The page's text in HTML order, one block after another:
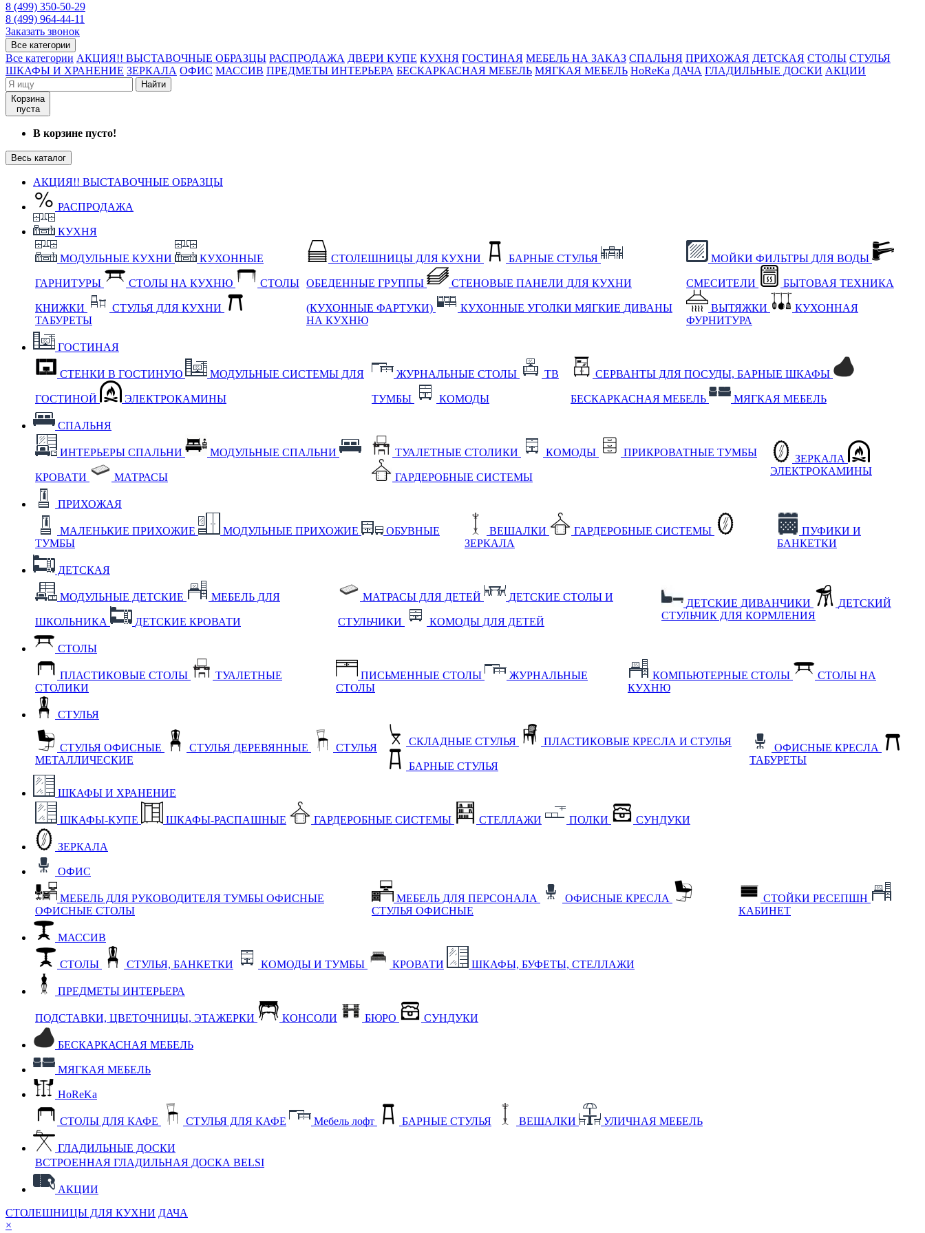
8 (499) 350-50-29
8 (499) 964-44-11
Заказать звонок
Все категории
Все категории АКЦИЯ!! ВЫСТАВОЧНЫЕ ОБРАЗЦЫ РАСПРОДАЖА ДВЕРИ КУПЕ КУХНЯ ГОСТИНАЯ МЕБЕЛЬ НА ЗАКАЗ СПАЛЬНЯ ПРИХОЖАЯ ДЕТСКАЯ СТОЛЫ СТУЛЬЯ
ШКАФЫ И ХРАНЕНИЕ ЗЕРКАЛА ОФИС МАССИВ ПРЕДМЕТЫ ИНТЕРЬЕРА БЕСКАРКАСНАЯ МЕБЕЛЬ МЯГКАЯ МЕБЕЛЬ HoReKa ДАЧА ГЛАДИЛЬНЫЕ ДОСКИ АКЦИИ
Найти
Корзина
пуста
В корзине пусто!
Весь каталог
АКЦИЯ!! ВЫСТАВОЧНЫЕ ОБРАЗЦЫ
РАСПРОДАЖА
КУХНЯ
МОДУЛЬНЫЕ КУХНИ КУХОННЫЕ
ГАРНИТУРЫ СТОЛЫ НА КУХНЮ СТОЛЫ
КНИЖКИ
СТУЛЬЯ ДЛЯ КУХНИ
ТАБУРЕТЫ
СТОЛЕШНИЦЫ ДЛЯ КУХНИ БАРНЫЕ СТУЛЬЯ
ОБЕДЕННЫЕ ГРУППЫ СТЕНОВЫЕ ПАНЕЛИ ДЛЯ КУХНИ
(КУХОННЫЕ ФАРТУКИ) КУХОННЫЕ УГОЛКИ МЯГКИЕ ДИВАНЫ
НА КУХНЮ
МОЙКИ ФИЛЬТРЫ ДЛЯ ВОДЫ
СМЕСИТЕЛИ БЫТОВАЯ ТЕХНИКА
ВЫТЯЖКИ
КУХОННАЯ
ФУРНИТУРА
ГОСТИНАЯ
СТЕНКИ В ГОСТИНУЮ МОДУЛЬНЫЕ СИСТЕМЫ ДЛЯ
ГОСТИНОЙ ЭЛЕКТРОКАМИНЫ
ЖУРНАЛЬНЫЕ СТОЛЫ ТВ
ТУМБЫ КОМОДЫ
СЕРВАНТЫ ДЛЯ ПОСУДЫ, БАРНЫЕ ШКАФЫ
БЕСКАРКАСНАЯ МЕБЕЛЬ МЯГКАЯ МЕБЕЛЬ
СПАЛЬНЯ
ИНТЕРЬЕРЫ СПАЛЬНИ МОДУЛЬНЫЕ СПАЛЬНИ
КРОВАТИ МАТРАСЫ
ТУАЛЕТНЫЕ СТОЛИКИ КОМОДЫ ПРИКРОВАТНЫЕ ТУМБЫ
ГАРДЕРОБНЫЕ СИСТЕМЫ
ЗЕРКАЛА
ЭЛЕКТРОКАМИНЫ
ПРИХОЖАЯ
МАЛЕНЬКИЕ ПРИХОЖИЕ МОДУЛЬНЫЕ ПРИХОЖИЕ
ОБУВНЫЕ
ТУМБЫ
ВЕШАЛКИ
ГАРДЕРОБНЫЕ СИСТЕМЫ
ЗЕРКАЛА
ПУФИКИ И
БАНКЕТКИ
ДЕТСКАЯ
МОДУЛЬНЫЕ ДЕТСКИЕ МЕБЕЛЬ ДЛЯ
ШКОЛЬНИКА ДЕТСКИЕ КРОВАТИ
МАТРАСЫ ДЛЯ ДЕТЕЙ ДЕТСКИЕ СТОЛЫ И
СТУЛЬЧИКИ КОМОДЫ ДЛЯ ДЕТЕЙ
ДЕТСКИЕ ДИВАНЧИКИ
ДЕТСКИЙ
СТУЛЬЧИК ДЛЯ КОРМЛЕНИЯ
СТОЛЫ
ПЛАСТИКОВЫЕ СТОЛЫ
ТУАЛЕТНЫЕ
СТОЛИКИ
ПИСЬМЕННЫЕ СТОЛЫ
ЖУРНАЛЬНЫЕ
СТОЛЫ
КОМПЬЮТЕРНЫЕ СТОЛЫ
СТОЛЫ НА
КУХНЮ
СТУЛЬЯ
СТУЛЬЯ ОФИСНЫЕ СТУЛЬЯ ДЕРЕВЯННЫЕ
СТУЛЬЯ
МЕТАЛЛИЧЕСКИЕ
СКЛАДНЫЕ СТУЛЬЯ ПЛАСТИКОВЫЕ КРЕСЛА И СТУЛЬЯ
БАРНЫЕ СТУЛЬЯ
ОФИСНЫЕ КРЕСЛА
ТАБУРЕТЫ
ШКАФЫ И ХРАНЕНИЕ
ШКАФЫ-КУПЕ ШКАФЫ-РАСПАШНЫЕ ГАРДЕРОБНЫЕ СИСТЕМЫ СТЕЛЛАЖИ ПОЛКИ СУНДУКИ
ЗЕРКАЛА
ОФИС
МЕБЕЛЬ ДЛЯ РУКОВОДИТЕЛЯ ТУМБЫ ОФИСНЫЕ
ОФИСНЫЕ СТОЛЫ
МЕБЕЛЬ ДЛЯ ПЕРСОНАЛА
ОФИСНЫЕ КРЕСЛА
СТУЛЬЯ ОФИСНЫЕ
СТОЙКИ РЕСЕПШН
КАБИНЕТ
МАССИВ
СТОЛЫ СТУЛЬЯ, БАНКЕТКИ КОМОДЫ И ТУМБЫ КРОВАТИ ШКАФЫ, БУФЕТЫ, СТЕЛЛАЖИ
ПРЕДМЕТЫ ИНТЕРЬЕРА
ПОДСТАВКИ, ЦВЕТОЧНИЦЫ, ЭТАЖЕРКИ КОНСОЛИ БЮРО СУНДУКИ
БЕСКАРКАСНАЯ МЕБЕЛЬ
МЯГКАЯ МЕБЕЛЬ
HoReKa
СТОЛЫ ДЛЯ КАФЕ СТУЛЬЯ ДЛЯ КАФЕ Мебель лофт БАРНЫЕ СТУЛЬЯ ВЕШАЛКИ УЛИЧНАЯ МЕБЕЛЬ
ГЛАДИЛЬНЫЕ ДОСКИ
ВСТРОЕННАЯ ГЛАДИЛЬНАЯ ДОСКА BELSI
АКЦИИ
СТОЛЕШНИЦЫ ДЛЯ КУХНИ ДАЧА
×